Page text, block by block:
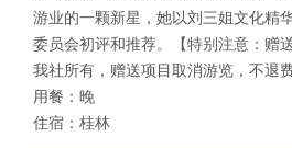
游业的一颗新星，她以刘三姐文化精
委员会初评和推荐。【特别注意：赠
我社所有，赠送项目取消游览，不退
用餐：晚
住宿：桂林